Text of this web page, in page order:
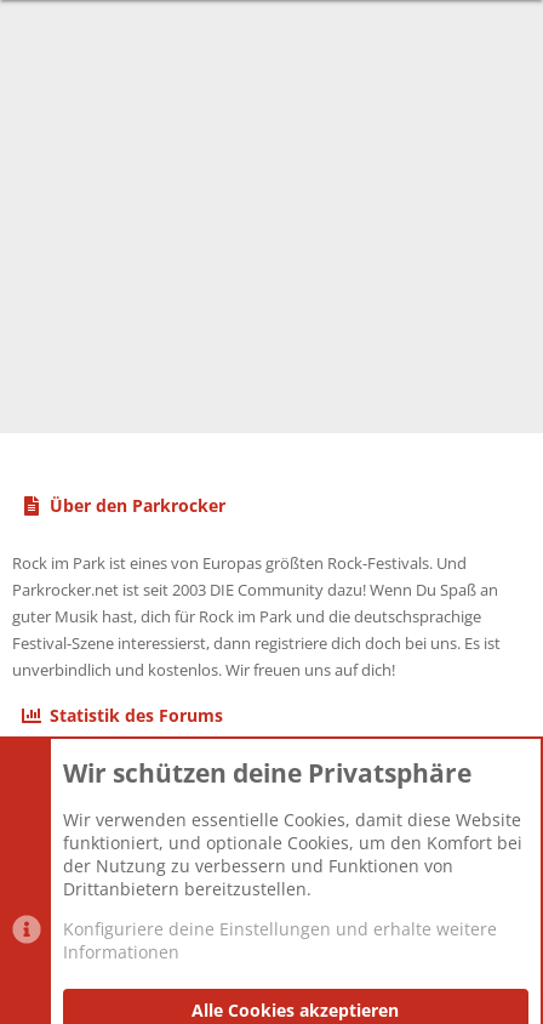
Über den Parkrocker
Rock im Park ist eines von Europas größten Rock-Festivals. Und
Parkrocker.net ist seit 2003 DIE Community dazu! Wenn Du Spaß an
guter Musik hast, dich für Rock im Park und die deutschsprachige
Festival-Szene interessierst, dann registriere dich doch bei uns. Es ist
unverbindlich und kostenlos. Wir freuen uns auf dich!
Statistik des Forums
Themen
Mitglieder
12.426
Neuestes Mitglied
nabulamisika
Datenschutzerklärung Impressum
Wir schützen deine Privatsphäre
Wir verwenden essentielle Cookies, damit diese Website
funktioniert, und optionale Cookies, um den Komfort bei
der Nutzung zu verbessern und Funktionen von
Drittanbietern bereitzustellen.
Konfiguriere deine Einstellungen und erhalte weitere
Informationen
Alle Cookies akzeptieren